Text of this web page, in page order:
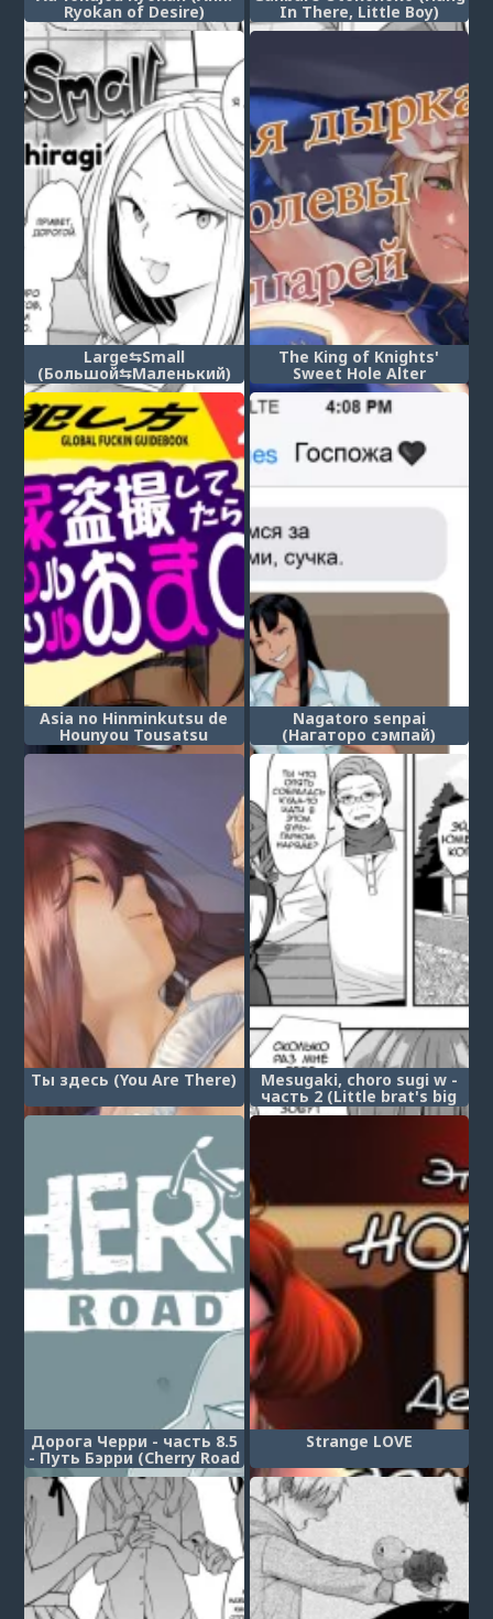
Ryokan of Desire)
(Источники желаний)
In There, Little Boy)
(Держись, малыш)
Large⇆Small
(Большой⇆Маленький)
The King of Knights'
Sweet Hole Alter
(Сладкая дырка
королевы рыцарей)
Asia no Hinminkutsu de
Hounyou Tousatsu
Shitetara Tsurutsuru
девочек, писающих в
азиатских трущобах и
купил там гладенькую
киску)
Nagatoro senpai
(Нагаторо сэмпай)
Ты здесь (You Are There) Mesugaki, choro sugi w -
часть 2 (Little brat's big
dream / Большая мечта
Дорога Черри - часть 8.5
- Путь Бэрри (Cherry Road
Part 8.5 (Side Road))
Strange LOVE